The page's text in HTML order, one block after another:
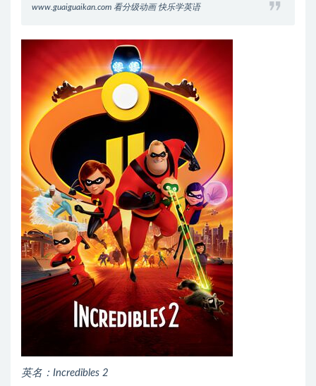
www.guaiguaikan.com 看分级动画 快乐学英语
英名：Incredibles 2